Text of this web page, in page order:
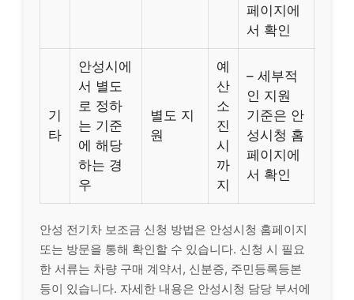
페이지에
서 확인
기
타
안성시에
서 별도
로 정하
는 기준
에 해당
하는 경
우
별도 지
원
예
산
소
진
시
까
지
– 세부적
인 지원
기준은 안
성시청 홈
페이지에
서 확인
안성 전기차 보조금 신청 방법은 안성시청 홈페이지
또는 방문을 통해 확인할 수 있습니다. 신청 시 필요
한 서류는 차량 구매 계약서, 신분증, 주민등록등본
등이 있습니다. 자세한 내용은 안성시청 담당 부서에